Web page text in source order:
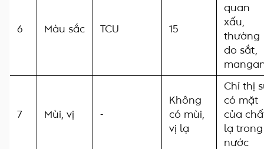
6 Màu sắc TCU 15
quan
xấu,
thường
do sắt,
7 Mùi, vị -
Không
có mùi,
vị lạ
Chỉ thị
có mặt
của
lạ trong
nước